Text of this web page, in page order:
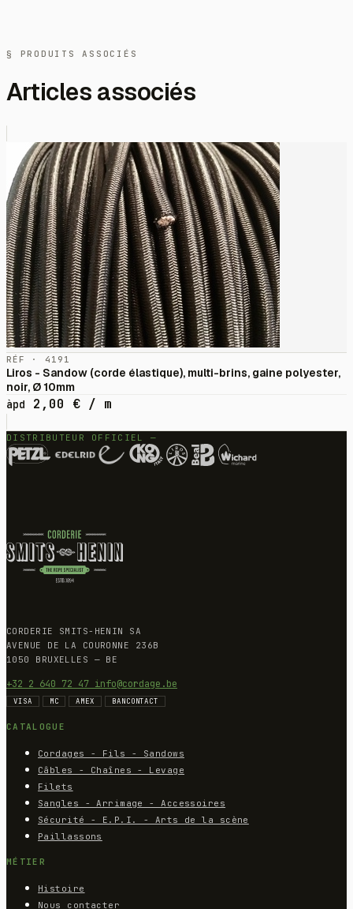
§ PRODUITS ASSOCIÉS
Articles associés
RÉF · 4191
Liros - Sandow (corde élastique), multi-brins, gaine polyester,
noir, Ø 10mm
àpd
2,00 € / m
DISTRIBUTEUR OFFICIEL —
CORDERIE SMITS-HENIN SA
AVENUE DE LA COURONNE 236B
1050 BRUXELLES — BE
+32 2 640 72 47 info@cordage.be
VISA MC AMEX BANCONTACT
CATALOGUE
Cordages - Fils - Sandows
Câbles - Chaînes - Levage
Filets
Sangles - Arrimage - Accessoires
Sécurité - E.P.I. - Arts de la scène
Paillassons
MÉTIER
Histoire
Nous contacter